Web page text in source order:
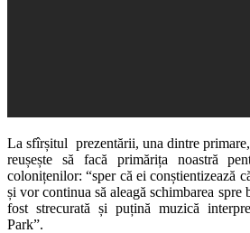
La sfîrșitul prezentării, una dintre
reușește să facă primărița noastră
colonițenilor: “sper că ei conștientizează
și vor continua să aleagă schimbarea
fost strecurată și puțină muzică
Park”.